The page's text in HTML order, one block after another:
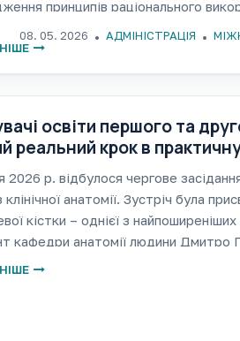
принципів раціонального
— завідувачкафедри
08. 05. 2026 АДМІНІСТРАЦІЯ
освіти першого та
реальний крок в
анатомії людини
2026 р. відбулося чергове
клінічної анатомії. Зустріч була
кістки – однієї з
кафедри анатомії людини Дмитро
за фахом, зробив